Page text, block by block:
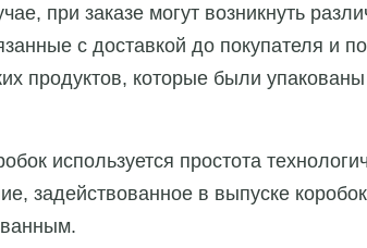
при заказе могут возникнуть
с доставкой до покупателя и
продуктов, которые были
используется простота
задействованное в выпуске